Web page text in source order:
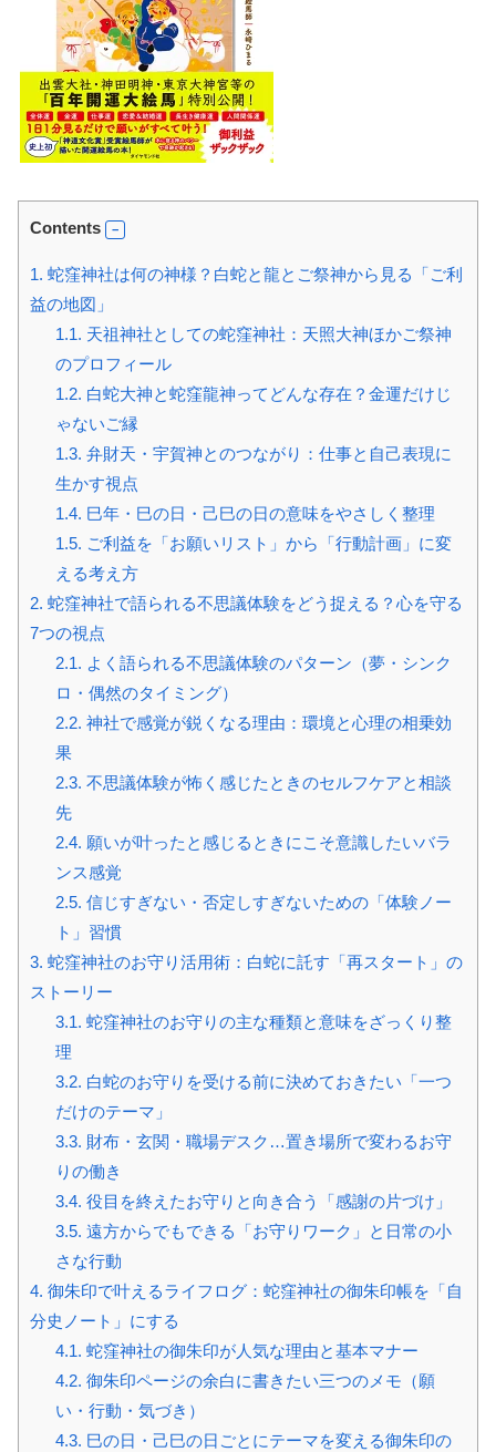
Contents
1. 蛇窪神社は何の神様？白蛇と龍とご祭神から見る「ご利
益の地図」
1.1. 天祖神社としての蛇窪神社：天照大神ほかご祭神
のプロフィール
1.2. 白蛇大神と蛇窪龍神ってどんな存在？金運だけじ
ゃないご縁
1.3. 弁財天・宇賀神とのつながり：仕事と自己表現に
生かす視点
1.4. 巳年・巳の日・己巳の日の意味をやさしく整理
1.5. ご利益を「お願いリスト」から「行動計画」に変
える考え方
2. 蛇窪神社で語られる不思議体験をどう捉える？心を守る
7つの視点
2.1. よく語られる不思議体験のパターン（夢・シンク
ロ・偶然のタイミング）
2.2. 神社で感覚が鋭くなる理由：環境と心理の相乗効
果
2.3. 不思議体験が怖く感じたときのセルフケアと相談
先
2.4. 願いが叶ったと感じるときにこそ意識したいバラ
ンス感覚
2.5. 信じすぎない・否定しすぎないための「体験ノー
ト」習慣
3. 蛇窪神社のお守り活用術：白蛇に託す「再スタート」の
ストーリー
3.1. 蛇窪神社のお守りの主な種類と意味をざっくり整
理
3.2. 白蛇のお守りを受ける前に決めておきたい「一つ
だけのテーマ」
3.3. 財布・玄関・職場デスク…置き場所で変わるお守
りの働き
3.4. 役目を終えたお守りと向き合う「感謝の片づけ」
3.5. 遠方からでもできる「お守りワーク」と日常の小
さな行動
4. 御朱印で叶えるライフログ：蛇窪神社の御朱印帳を「自
分史ノート」にする
4.1. 蛇窪神社の御朱印が人気な理由と基本マナー
4.2. 御朱印ページの余白に書きたい三つのメモ（願
い・行動・気づき）
4.3. 巳の日・己巳の日ごとにテーマを変える御朱印の